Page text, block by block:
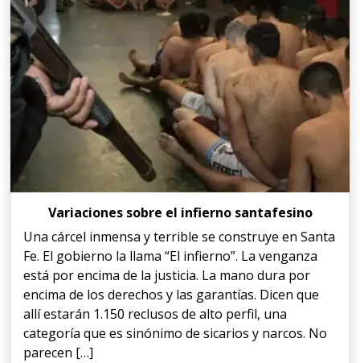
Variaciones sobre el infierno santafesino
Una cárcel inmensa y terrible se construye en Santa
Fe. El gobierno la llama “El infierno”. La venganza
está por encima de la justicia. La mano dura por
encima de los derechos y las garantías. Dicen que
allí estarán 1.150 reclusos de alto perfil, una
categoría que es sinónimo de sicarios y narcos. No
parecen […]